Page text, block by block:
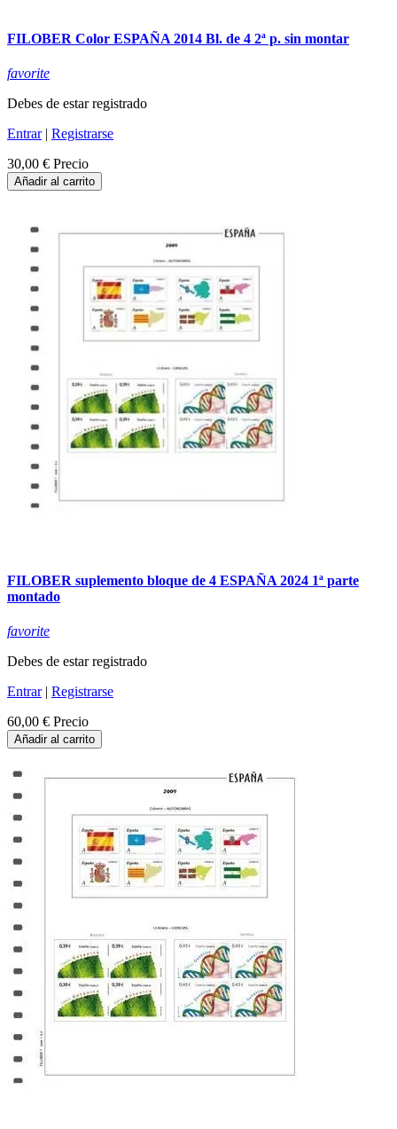
FILOBER Color ESPAÑA 2014 Bl. de 4 2ª p. sin montar
favorite
Debes de estar registrado
Entrar| Registrarse
30,00 € Precio
Añadir al carrito
FILOBER suplemento bloque de 4 ESPAÑA 2024 1ª parte
montado
favorite
Debes de estar registrado
Entrar| Registrarse
60,00 € Precio
Añadir al carrito